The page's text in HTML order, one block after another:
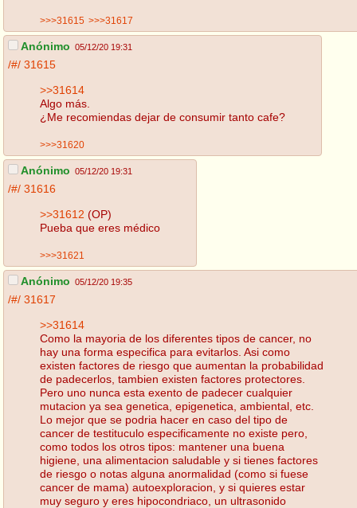
>>>31615 >>>31617
Anónimo 05/12/20 19:31
/#/ 31615
>>31614
Algo más.
¿Me recomiendas dejar de consumir tanto cafe?
>>>31620
Anónimo 05/12/20 19:31
/#/ 31616
>>31612 (OP)
Pueba que eres médico
>>>31621
Anónimo 05/12/20 19:35
/#/ 31617
>>31614
Como la mayoria de los diferentes tipos de cancer, no
hay una forma especifica para evitarlos. Asi como
existen factores de riesgo que aumentan la probabilidad
de padecerlos, tambien existen factores protectores.
Pero uno nunca esta exento de padecer cualquier
mutacion ya sea genetica, epigenetica, ambiental, etc.
Lo mejor que se podria hacer en caso del tipo de
cancer de testituculo especificamente no existe pero,
como todos los otros tipos: mantener una buena
higiene, una alimentacion saludable y si tienes factores
de riesgo o notas alguna anormalidad (como si fuese
cancer de mama) autoexploracion, y si quieres estar
muy seguro y eres hipocondriaco, un ultrasonido